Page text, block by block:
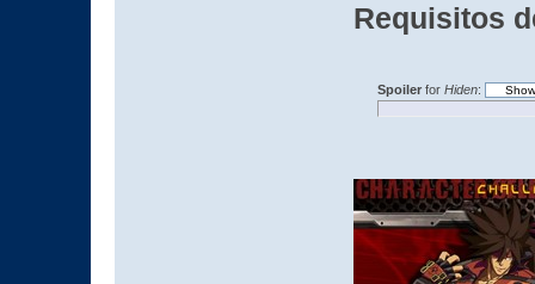
Requisitos
Spoilerfor Hiden: